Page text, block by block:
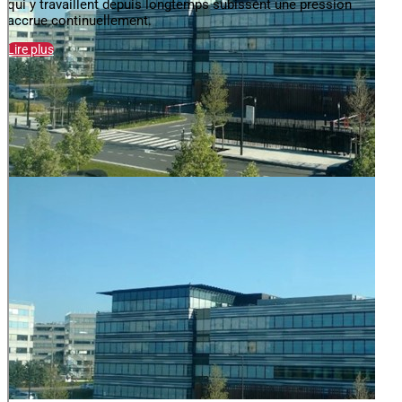
qui y travaillent depuis longtemps subissent une pression
accrue continuellement.
Lire plus